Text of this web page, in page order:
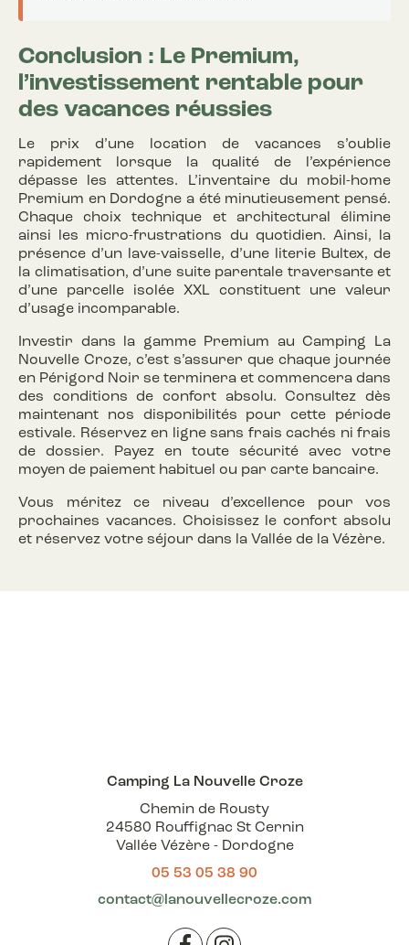
Conclusion : Le Premium,
l’investissement rentable pour
des vacances réussies
Le prix d’une location de vacances s’oublie
rapidement lorsque la qualité de l’expérience
dépasse les attentes. L’inventaire du mobil-home
Premium en Dordogne a été minutieusement pensé.
Chaque choix technique et architectural élimine
ainsi les micro-frustrations du quotidien. Ainsi, la
présence d’un lave-vaisselle, d’une literie Bultex, de
la climatisation, d’une suite parentale traversante et
d’une parcelle isolée XXL constituent une valeur
d’usage incomparable.
Investir dans la gamme Premium au Camping La
Nouvelle Croze, c’est s’assurer que chaque journée
en Périgord Noir se terminera et commencera dans
des conditions de confort absolu. Consultez dès
maintenant nos disponibilités pour cette période
estivale. Réservez en ligne sans frais cachés ni frais
de dossier. Payez en toute sécurité avec votre
moyen de paiement habituel ou par carte bancaire.
Vous méritez ce niveau d’excellence pour vos
prochaines vacances. Choisissez le confort absolu
et réservez votre séjour dans la Vallée de la Vézère.
Camping La Nouvelle Croze
Chemin de Rousty
24580 Rouffignac St Cernin
Vallée Vézère - Dordogne
05 53 05 38 90
contact@lanouvellecroze.com